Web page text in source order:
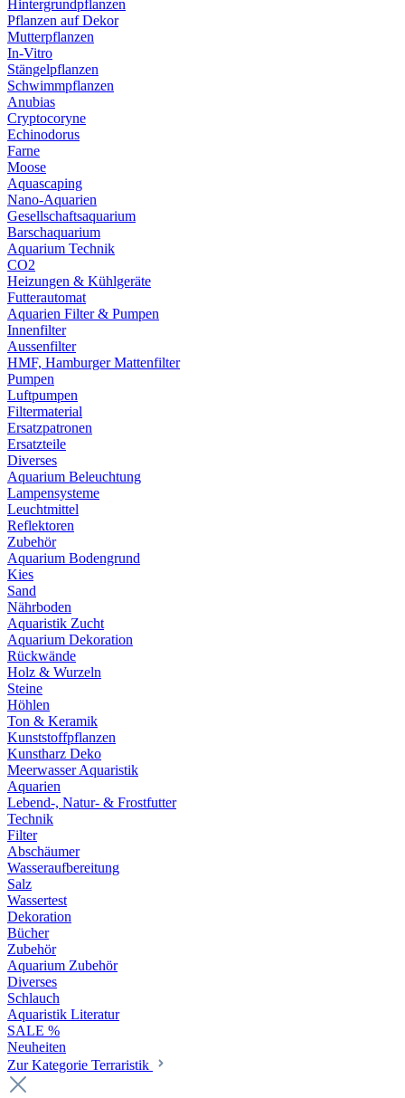
Hintergrundpflanzen
Pflanzen auf Dekor
Mutterpflanzen
In-Vitro
Stängelpflanzen
Schwimmpflanzen
Anubias
Cryptocoryne
Echinodorus
Farne
Moose
Aquascaping
Nano-Aquarien
Gesellschaftsaquarium
Barschaquarium
Aquarium Technik
CO2
Heizungen & Kühlgeräte
Futterautomat
Aquarien Filter & Pumpen
Innenfilter
Aussenfilter
HMF, Hamburger Mattenfilter
Pumpen
Luftpumpen
Filtermaterial
Ersatzpatronen
Ersatzteile
Diverses
Aquarium Beleuchtung
Lampensysteme
Leuchtmittel
Reflektoren
Zubehör
Aquarium Bodengrund
Kies
Sand
Nährboden
Aquaristik Zucht
Aquarium Dekoration
Rückwände
Holz & Wurzeln
Steine
Höhlen
Ton & Keramik
Kunststoffpflanzen
Kunstharz Deko
Meerwasser Aquaristik
Aquarien
Lebend-, Natur- & Frostfutter
Technik
Filter
Abschäumer
Wasseraufbereitung
Salz
Wassertest
Dekoration
Bücher
Zubehör
Aquarium Zubehör
Diverses
Schlauch
Aquaristik Literatur
SALE %
Neuheiten
Zur Kategorie Terraristik